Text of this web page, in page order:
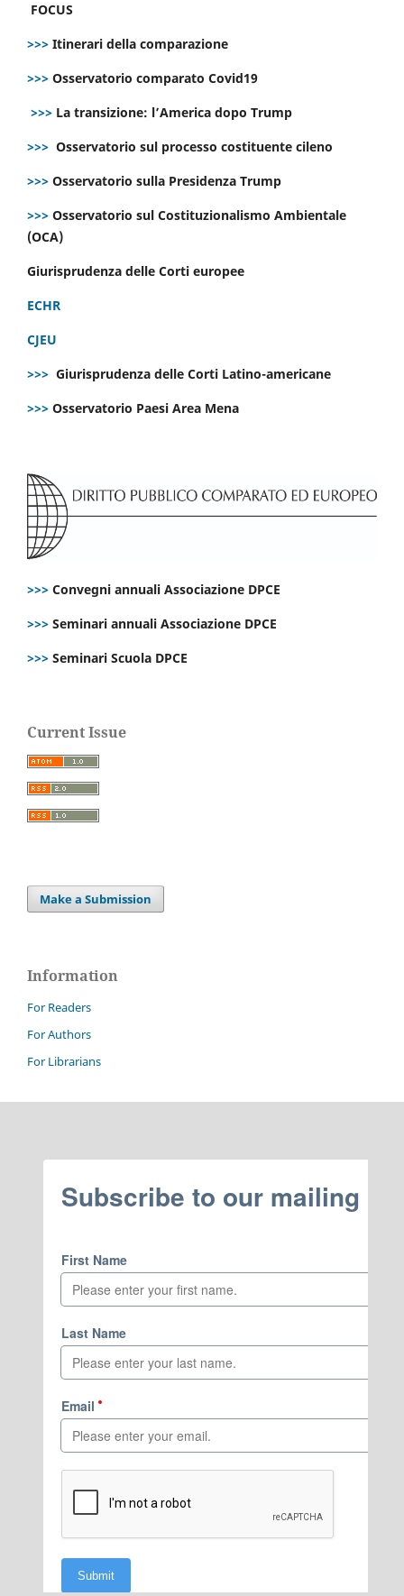
FOCUS
>>> Itinerari della comparazione
>>> Osservatorio comparato Covid19
>>> La transizione: l’America dopo Trump
>>> Osservatorio sul processo costituente cileno
>>> Osservatorio sulla Presidenza Trump
>>> Osservatorio sul Costituzionalismo Ambientale
(OCA)
Giurisprudenza delle Corti europee
ECHR
CJEU
>>> Giurisprudenza delle Corti Latino-americane
>>> Osservatorio Paesi Area Mena
>>> Convegni annuali Associazione DPCE
>>> Seminari annuali Associazione DPCE
>>> Seminari Scuola DPCE
Current Issue
Make a Submission
Information
For Readers
For Authors
For Librarians